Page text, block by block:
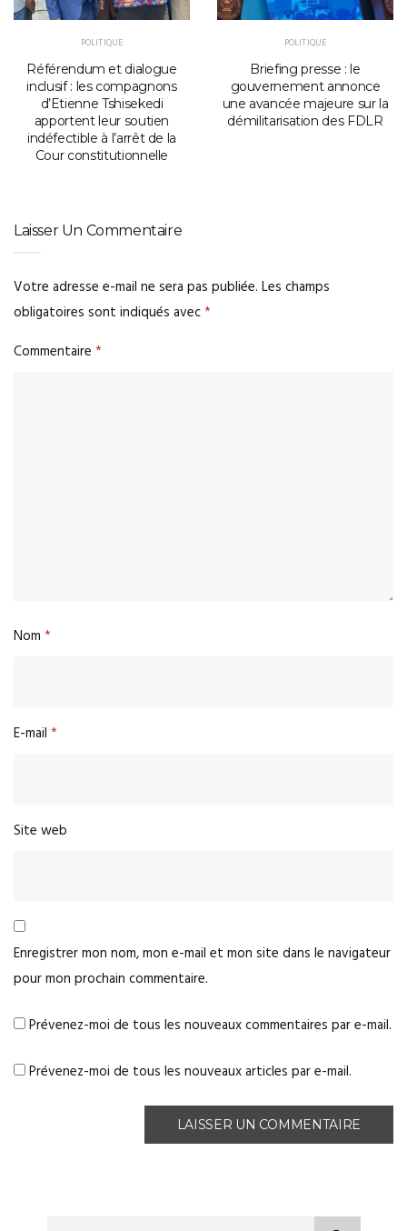
POLITIQUE
Référendum et dialogue
inclusif : les compagnons
d’Etienne Tshisekedi
apportent leur soutien
indéfectible à l’arrêt de la
Cour constitutionnelle
POLITIQUE
Briefing presse : le
gouvernement annonce
une avancée majeure sur la
démilitarisation des FDLR
Laisser Un Commentaire
Votre adresse e-mail ne sera pas publiée. Les champs
obligatoires sont indiqués avec*
Commentaire *
Nom *
E-mail *
Site web
Enregistrer mon nom, mon e-mail et mon site dans le navigateur
pour mon prochain commentaire.
Prévenez-moi de tous les nouveaux commentaires par e-mail.
Prévenez-moi de tous les nouveaux articles par e-mail.